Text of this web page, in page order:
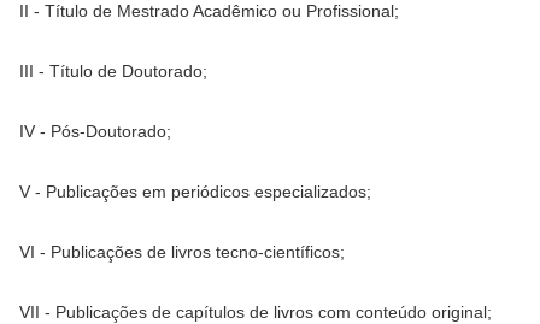
II - Título de Mestrado Acadêmico ou Profissional;
III - Título de Doutorado;
IV - Pós-Doutorado;
V - Publicações em periódicos especializados;
VI - Publicações de livros tecno-científicos;
VII - Publicações de capítulos de livros com conteúdo original;